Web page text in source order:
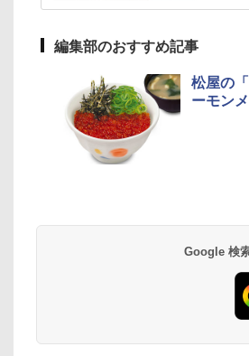
編集部のおすすめ記事
松屋の
ーモン
Google 検